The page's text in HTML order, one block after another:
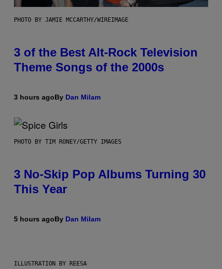
PHOTO BY JAMIE MCCARTHY/WIREIMAGE
3 of the Best Alt-Rock Television
Theme Songs of the 2000s
3 hours agoBy Dan Milam
PHOTO BY TIM RONEY/GETTY IMAGES
3 No-Skip Pop Albums Turning 30
This Year
5 hours agoBy Dan Milam
ILLUSTRATION BY REESA